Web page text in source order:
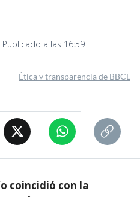
a las 16:59
Ética y transparencia de BBCL
coincidió con la